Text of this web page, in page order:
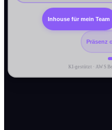
Präsenz
Inhouse für mein Team
KI-gestützt · AWS